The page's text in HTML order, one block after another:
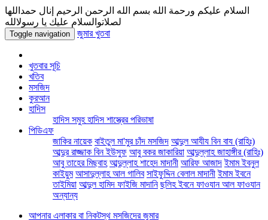
السلام عليكم ورحمة الله بسم الله الرحمن الرحيم إنال حمداللها
لصلاتوالسلام عليك يا رسولالله
Toggle navigation জুমার খুতবা
খুতবার সূচি
খতিব
মসজিদ
কুরআন
হাদিস
হাদিস সমুহহাদিস শাস্ত্রের পরিভাষা
পিডিএফ
জাকির নায়েক বাইতুল মা'মুর চাঁদ মসজিদ আব্দুল আযীয বিন বায (রাহিঃ)
আব্দুর রাজ্জাক বিন ইউসুফ আবু বকর জাকারিয়া আব্দুল্লাহ জাহাঙ্গীর (রাহিঃ)
আবু তাহের মিছবাহ আব্দুল্লাহ শাহেদ মাদানী আরিফ আজাদ ইমাম ইবনুল
কাইয়ুম আসাদুল্লাহ আল গালিব সাইফুদ্দিন বেলাল মাদানী ইমাম ইবনে
তাইমিয়া আব্দুল হামিদ ফাইজি মাদানি ছলিহ ইবনে ফাওযান আল ফাওযান
অন্যান্য
আপনার এলাকার বা নিকটস্থ মসজিদের জুমার